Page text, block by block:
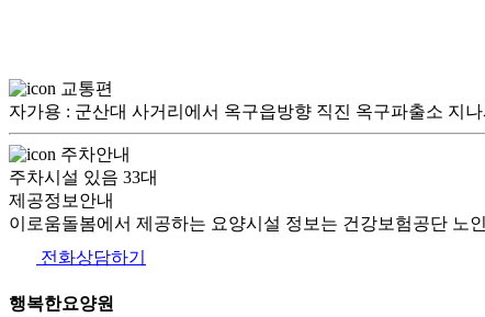
교통편
자가용 : 군산대 사거리에서 옥구읍방향 직진 옥구파출소 지
주차안내
주차시설 있음 33대
제공정보안내
이로움돌봄에서 제공하는 요양시설 정보는 건강보험공단 노
전화상담하기
행복한요양원